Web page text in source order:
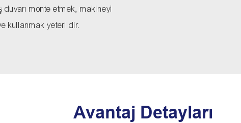
monte etmek, makineyi
kullanmak yeterlidir.
Avantaj Detayları